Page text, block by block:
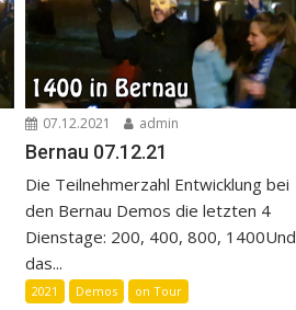
07.12.2021 admin
Bernau 07.12.21
Die Teilnehmerzahl Entwicklung bei
den Bernau Demos die letzten 4
Dienstage: 200, 400, 800, 1400Und
das...
2021 Demos on Tour